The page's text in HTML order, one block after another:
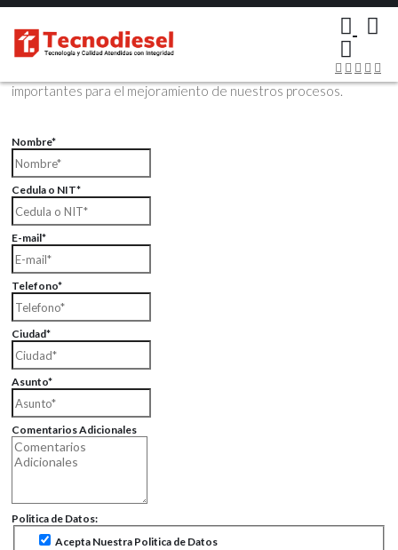
Contáctenos Vía Email
Envíenos sus datos con sus comentarios, sus opiniones son muy
importantes para el mejoramiento de nuestros procesos.
Nombre*
Cedula o NIT*
E-mail*
Telefono*
Ciudad*
Asunto*
Comentarios Adicionales
Politica de Datos:
Acepta Nuestra Politica de Datos